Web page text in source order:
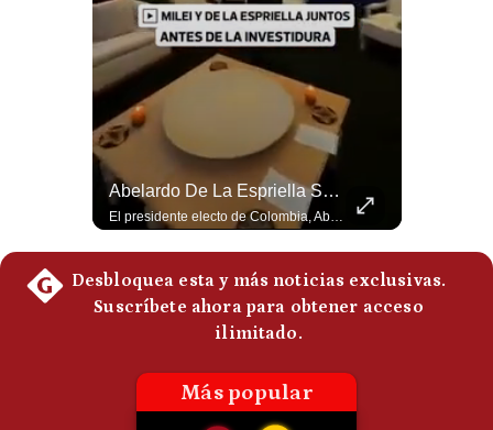
Condiciones
Preguntas
Frecuentes
Abelardo De La Espriella Se Reúne Con Javier Milei En Cali | Gestión Mundo
El presidente electo de Colombia, Abelardo de la Espriella, sostuvo una reunión bilateral en Cali con el mandatario argentino Javier Milei. El encuentro se dio pocas horas antes de la ceremonia de investidura presidencial para el periodo 2026-2030, marcando el inicio de una nueva alianza estratégica regional. #DeLaEspriella #JavierMilei #Colombia #Argentina #PoliticaLatina #Shorts 👉 Suscríbete y activa la campana para no perderte nuestro análisis diario. 🌎 Síguenos en nuestras redes sociales: 📌 Web oficial: https://gestion.pe/mundo/ 📌 LinkedIn: http://bit.ly/3HYIET0 📌 X (Twitter): http://bit.ly/4noZtX9 📌 TikTok: http://bit.ly/4evB6TO